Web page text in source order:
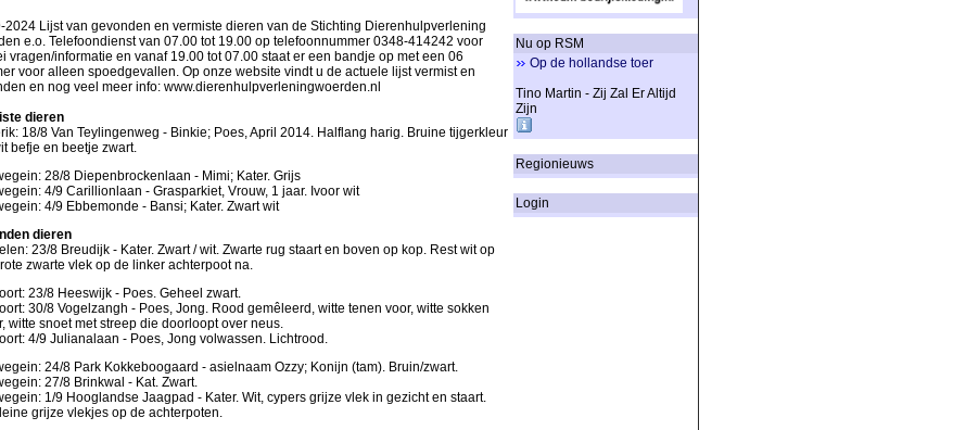
2024 Lijst van gevonden en vermiste dieren van de Stichting Dierenhulpverlening
e.o. Telefoondienst van 07.00 tot 19.00 op telefoonnummer 0348-414242 voor
vragen/informatie en vanaf 19.00 tot 07.00 staat er een bandje op met een 06
voor alleen spoedgevallen. Op onze website vindt u de actuele lijst vermist en
en nog veel meer info: www.dierenhulpverleningwoerden.nl
dieren
18/8 Van Teylingenweg - Binkie; Poes, April 2014. Halflang harig. Bruine tijgerkleur
befje en beetje zwart.
28/8 Diepenbrockenlaan - Mimi; Kater. Grijs
4/9 Carillionlaan - Grasparkiet, Vrouw, 1 jaar. Ivoor wit
4/9 Ebbemonde - Bansi; Kater. Zwart wit
dieren
23/8 Breudijk - Kater. Zwart / wit. Zwarte rug staart en boven op kop. Rest wit op
zwarte vlek op de linker achterpoot na.
23/8 Heeswijk - Poes. Geheel zwart.
30/8 Vogelzangh - Poes, Jong. Rood gemêleerd, witte tenen voor, witte sokken
witte snoet met streep die doorloopt over neus.
4/9 Julianalaan - Poes, Jong volwassen. Lichtrood.
24/8 Park Kokkeboogaard - asielnaam Ozzy; Konijn (tam). Bruin/zwart.
27/8 Brinkwal - Kat. Zwart.
1/9 Hooglandse Jaagpad - Kater. Wit, cypers grijze vlek in gezicht en staart.
grijze vlekjes op de achterpoten.
Nu op RSM
Op de hollandse toer
Tino Martin - Zij Zal Er Altijd
Zijn
Regionieuws
Login